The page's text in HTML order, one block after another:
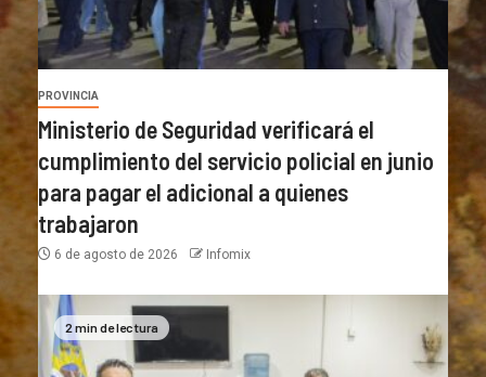
PROVINCIA
Ministerio de Seguridad verificará el
cumplimiento del servicio policial en junio
para pagar el adicional a quienes
trabajaron
6 de agosto de 2026 Infomix
2 min de lectura